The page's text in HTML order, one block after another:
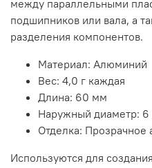
между параллельными
подшипников или вала, а
разделения компонентов.
Материал: Алюминий
Вес: 4,0 г каждая
Длина: 60 мм
Наружный диаметр:
Отделка: Прозрачное
Используются для